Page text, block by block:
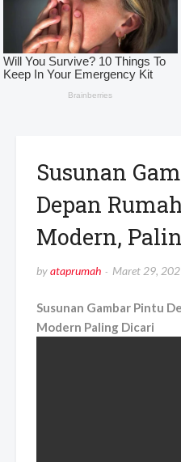
Susunan
Depan
Modern,
byataprumah Maret 29,
Susunan Gambar Pintu
Modern Paling Dicari